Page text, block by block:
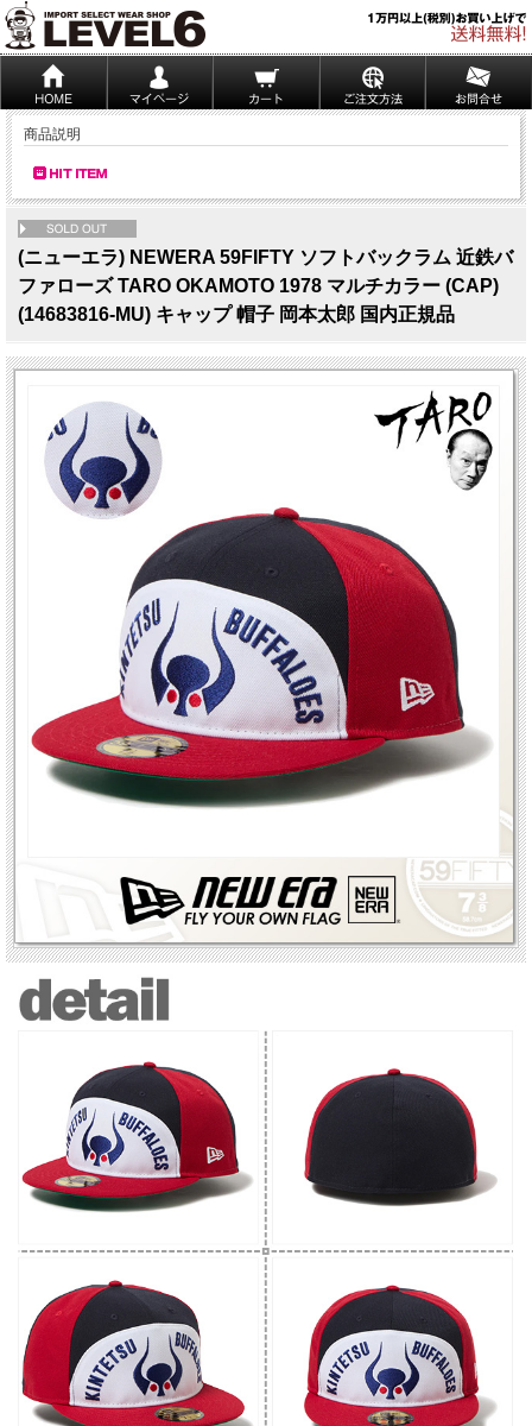
商品説明
(ニューエラ) NEWERA 59FIFTY ソフトバックラム 近鉄バ
ファローズ TARO OKAMOTO 1978 マルチカラー (CAP)
(14683816-MU) キャップ 帽子 岡本太郎 国内正規品